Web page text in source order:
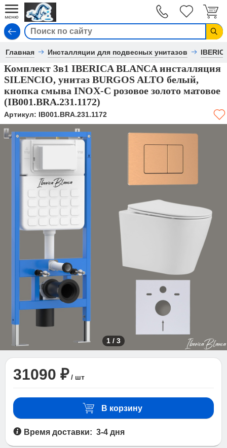
Главная Инсталляции для подвесных унитазов
Комплект 3в1 IBERICA BLANCA инсталляция
SILENCIO, унитаз BURGOS ALTO белый,
кнопка смыва INOX-C розовое золото матовое
(IB001.BRA.231.1172)
Артикул: IB001.BRA.231.1172
1 / 3
31090 ₽ / шт
В корзину
Время доставки: 3-4 дня